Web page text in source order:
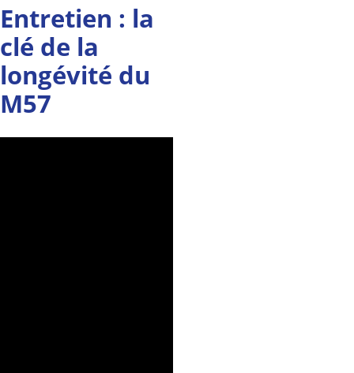
Entretien : la
clé de la
longévité du
M57